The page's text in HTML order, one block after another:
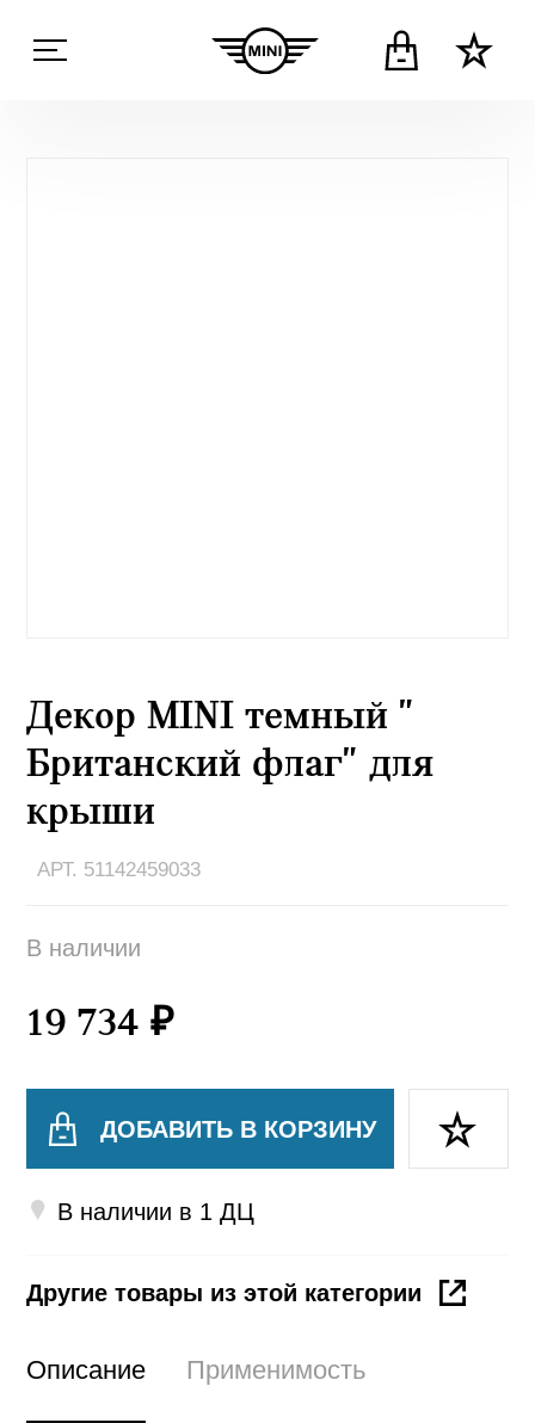
Декор MINI темный "
Британский флаг" для
крыши
АРТ. 51142459033
В наличии
19 734 ₽
ДОБАВИТЬ В КОРЗИНУ
В наличии в 1 ДЦ
Другие товары из этой категории
Описание Применимость